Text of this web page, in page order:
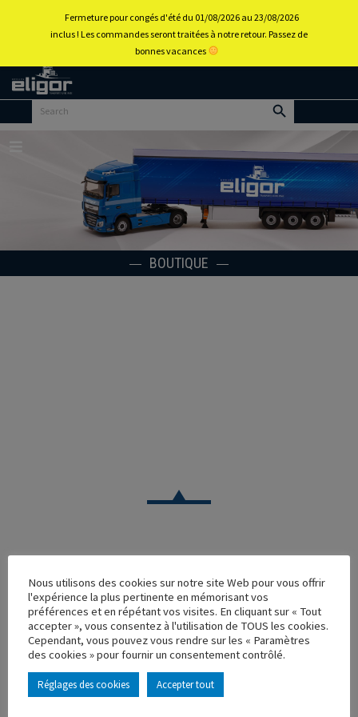
Retour
BOUTIQUE
CAMION
RENAULT R340 TI LA POSTE
Réf. : 110061
Rupture de stock
Caractéristique principales :
Nous utilisons des cookies sur notre site Web pour vous offrir
l'expérience la plus pertinente en mémorisant vos
préférences et en répétant vos visites. En cliquant sur « Tout
accepter », vous consentez à l'utilisation de TOUS les cookies.
Cependant, vous pouvez vous rendre sur les « Paramètres
des cookies » pour fournir un consentement contrôlé.
Réglages des cookies Accepter tout
Fermeture pour congés d'été du 01/08/2026 au 23/08/2026
inclus ! Les commandes seront traitées à notre retour. Passez de
bonnes vacances